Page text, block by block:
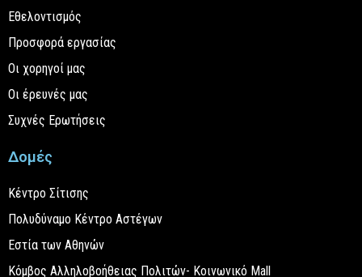
Εθελοντισμός
Προσφορά εργασίας
Οι χορηγοί μας
Οι έρευνές μας
Συχνές Ερωτήσεις
Δομές
Κέντρο Σίτισης
Πολυδύναμο Κέντρο Αστέγων
Εστία των Αθηνών
Κόμβος Αλληλοβοήθειας Πολιτών- Κοινωνικό Mall